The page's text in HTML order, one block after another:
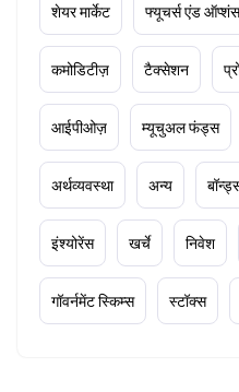
शेयर मार्केट फ्यूचर्स एंड ऑप्शंस
कमोडिटीज़ टैक्सेशन
आईपीओज़ म्यूचुअल फंड्स
अर्थव्यवस्था अन्य
इंश्योरेंस खर्चे निवेश
गॉवर्नमेंट स्किम्स स्टॉक्स